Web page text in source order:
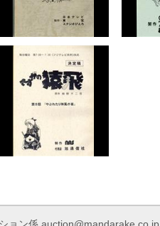
ョン係 auction@mandarake.co.jp